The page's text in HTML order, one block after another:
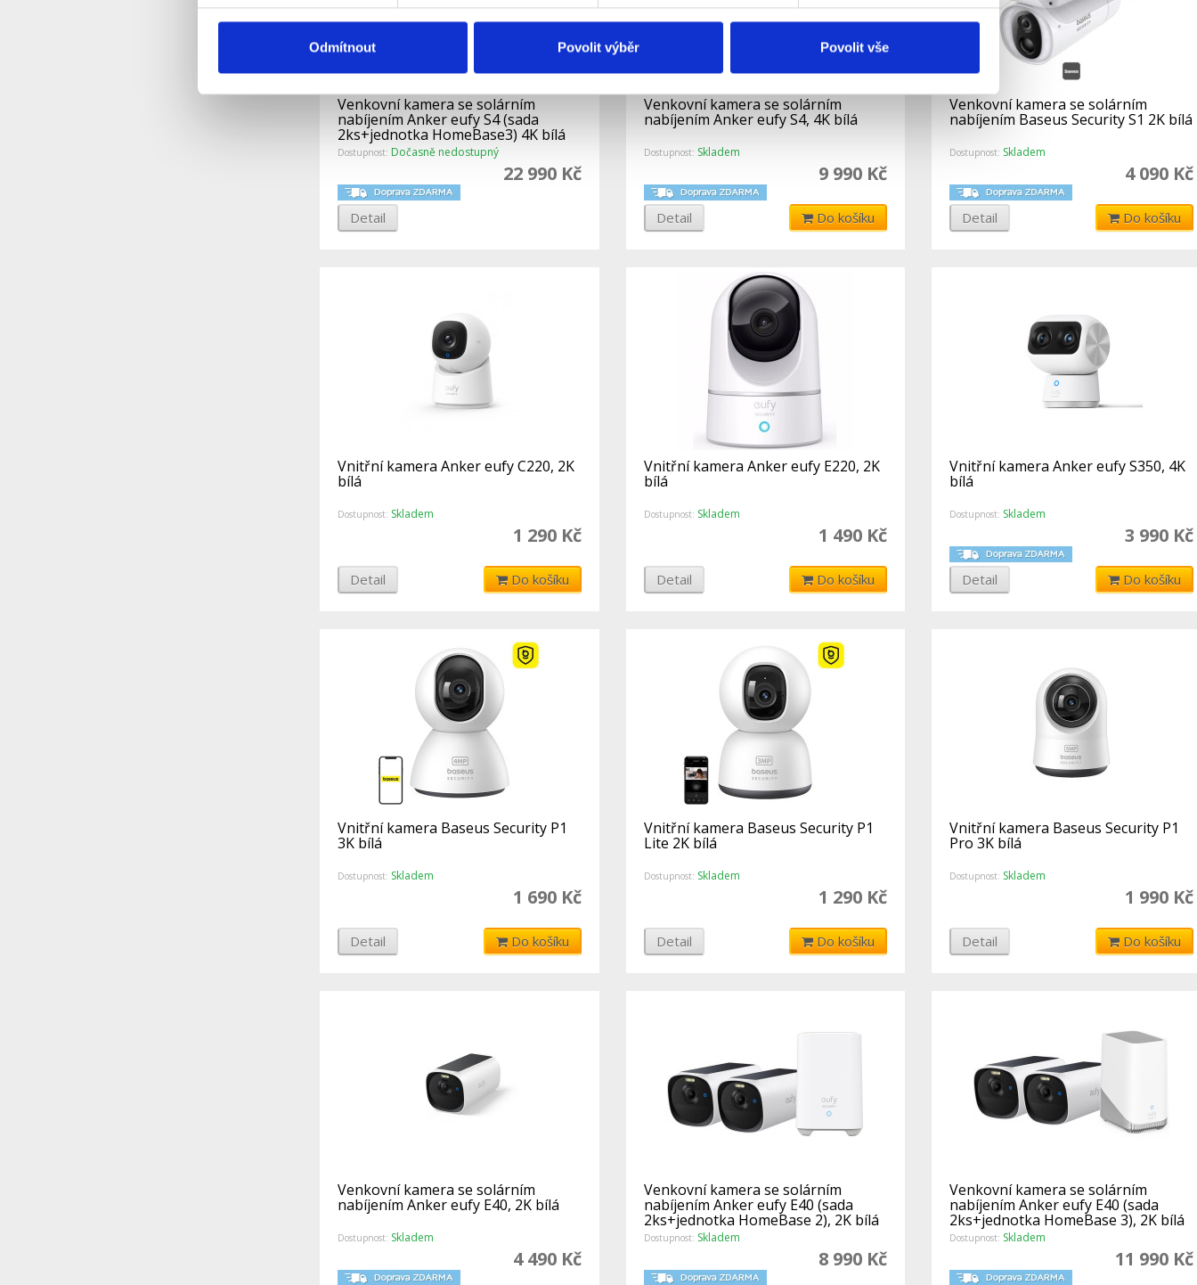
Odmítnout Povolit výběr Povolit vše
Venkovní kamera se solárním
nabíjením Anker eufy S4 (sada
2ks+jednotka HomeBase3) 4K bílá
Dostupnost: Dočasně nedostupný
22 990 Kč
Detail
Venkovní kamera se solárním
nabíjením Anker eufy S4, 4K bílá
Dostupnost: Skladem
9 990 Kč
Detail Do košíku
Venkovní kamera se solárním
nabíjením Baseus Security S1 2K bílá
Dostupnost: Skladem
4 090 Kč
Detail Do košíku
Vnitřní kamera Anker eufy C220, 2K
bílá
Dostupnost: Skladem
1 290 Kč
Detail Do košíku
Vnitřní kamera Anker eufy E220, 2K
bílá
Dostupnost: Skladem
1 490 Kč
Detail Do košíku
Vnitřní kamera Anker eufy S350, 4K
bílá
Dostupnost: Skladem
3 990 Kč
Detail Do košíku
Vnitřní kamera Baseus Security P1
3K bílá
Dostupnost: Skladem
1 690 Kč
Detail Do košíku
Vnitřní kamera Baseus Security P1
Lite 2K bílá
Dostupnost: Skladem
1 290 Kč
Detail Do košíku
Vnitřní kamera Baseus Security P1
Pro 3K bílá
Dostupnost: Skladem
1 990 Kč
Detail Do košíku
Venkovní kamera se solárním
nabíjením Anker eufy E40, 2K bílá
Dostupnost: Skladem
4 490 Kč
Venkovní kamera se solárním
nabíjením Anker eufy E40 (sada
2ks+jednotka HomeBase 2), 2K bílá
Dostupnost: Skladem
8 990 Kč
Venkovní kamera se solárním
nabíjením Anker eufy E40 (sada
2ks+jednotka HomeBase 3), 2K bílá
Dostupnost: Skladem
11 990 Kč